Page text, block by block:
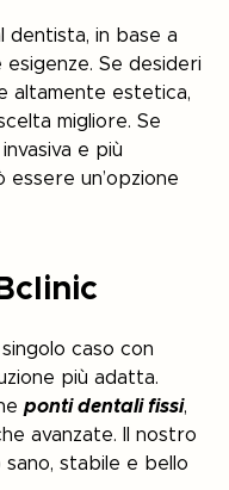
dentista, in base a
esigenze. Se desideri
altamente estetica,
migliore. Se
e più
essere un’opzione
singolo caso con
più adatta.
ponti dentali fissi,
avanzate. Il nostro
stabile e bello